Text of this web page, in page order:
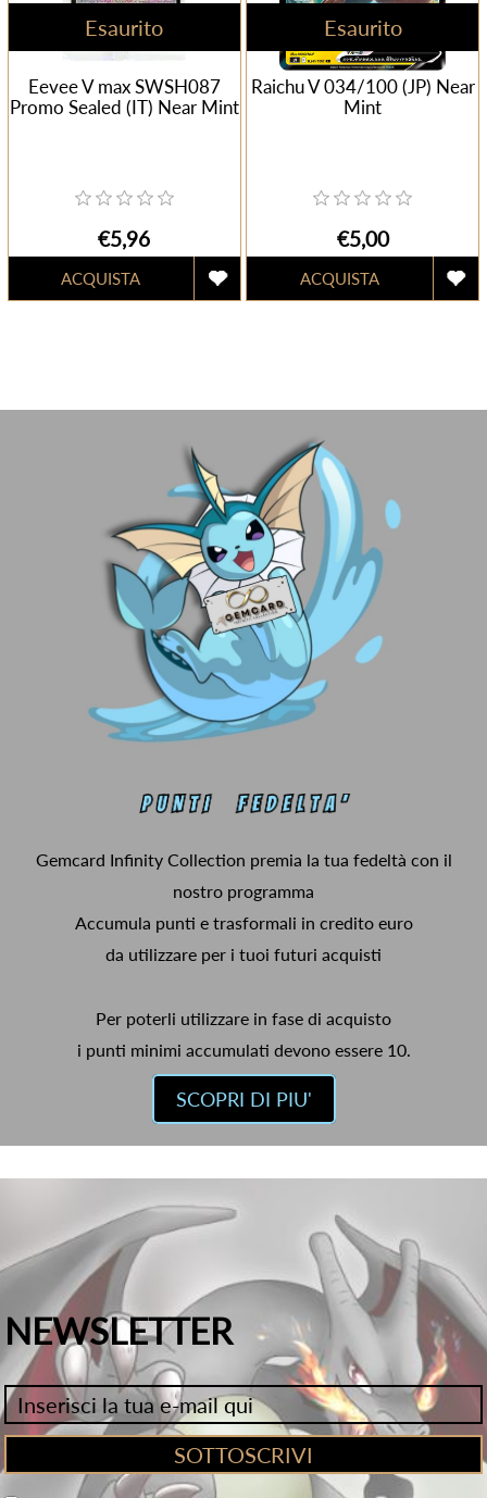
Esaurito
Eevee V max SWSH087
Promo Sealed (IT) Near Mint
€5,96
Esaurito
Raichu V 034/100 (JP) Near
Mint
€5,00
Gemcard Infinity Collection premia la tua fedeltà con il
nostro programma
Accumula punti e trasformali in credito euro
da utilizzare per i tuoi futuri acquisti
Per poterli utilizzare in fase di acquisto
i punti minimi accumulati devono essere 10.
SCOPRI DI PIU'
NEWSLETTER